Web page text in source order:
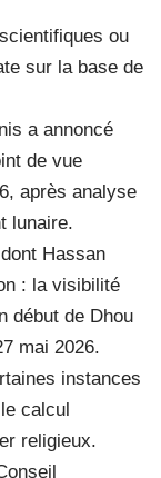
ou
sur la base de
a annoncé
de vue
après analyse
lunaire.
Hassan
: la visibilité
début de Dhou
mai 2026.
instances
calcul
religieux.